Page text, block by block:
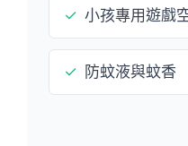
✓ 小孩專用遊戲
✓ 防蚊液與蚊香